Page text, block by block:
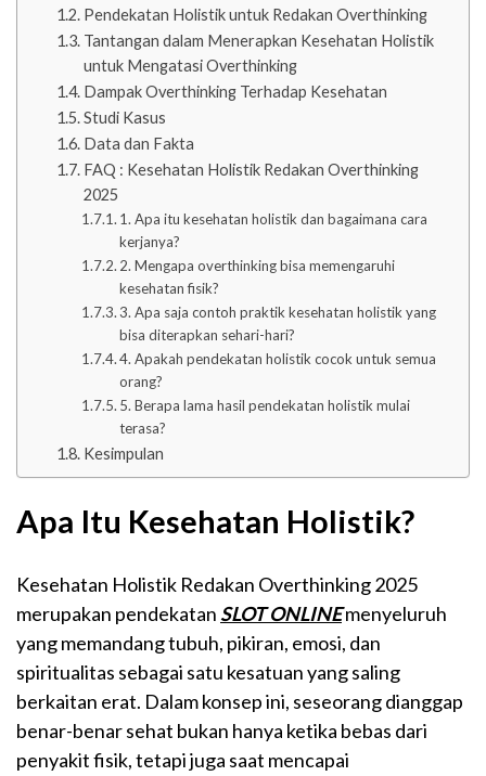
Pendekatan Holistik untuk Redakan Overthinking
Tantangan dalam Menerapkan Kesehatan Holistik
untuk Mengatasi Overthinking
Dampak Overthinking Terhadap Kesehatan
Studi Kasus
Data dan Fakta
FAQ : Kesehatan Holistik Redakan Overthinking
2025
1. Apa itu kesehatan holistik dan bagaimana cara
kerjanya?
2. Mengapa overthinking bisa memengaruhi
kesehatan fisik?
3. Apa saja contoh praktik kesehatan holistik yang
bisa diterapkan sehari-hari?
4. Apakah pendekatan holistik cocok untuk semua
orang?
5. Berapa lama hasil pendekatan holistik mulai
terasa?
Kesimpulan
Apa Itu Kesehatan Holistik?
Kesehatan Holistik Redakan Overthinking 2025
merupakan pendekatan SLOT ONLINEmenyeluruh
yang memandang tubuh, pikiran, emosi, dan
spiritualitas sebagai satu kesatuan yang saling
berkaitan erat. Dalam konsep ini, seseorang dianggap
benar-benar sehat bukan hanya ketika bebas dari
penyakit fisik, tetapi juga saat mencapai